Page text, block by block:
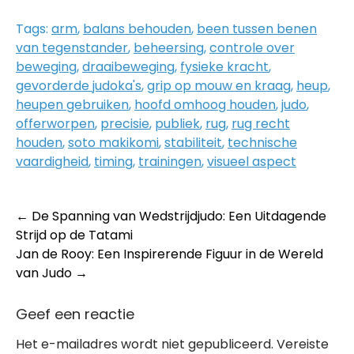
Tags: arm, balans behouden, been tussen benen
van tegenstander, beheersing,controle over
beweging,draaibeweging, fysieke kracht,
gevorderde judoka's,grip op mouw en kraag, heup,
heupen gebruiken, hoofd omhoog houden,judo,
offerworpen, precisie, publiek, rug, rug recht
houden,soto makikomi,stabiliteit, technische
vaardigheid, timing, trainingen,visueel aspect
Post
navigation
← De Spanning van Wedstrijdjudo: Een Uitdagende
Strijd op de Tatami
Jan de Rooy: Een Inspirerende Figuur in de Wereld
van Judo →
Geef een reactie
Het e-mailadres wordt niet gepubliceerd. Vereiste